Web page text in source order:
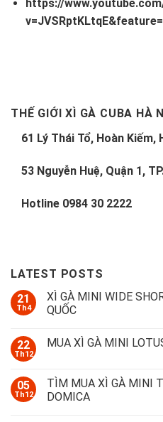
https://
THẾ GIỚI XÌ GÀ CUBA HÀ
61 Lý Thái Tổ, Hoàn Kiếm,
53 Nguyễn Huệ, Quận 1,
Hotline 0984 30 2222
LATEST POSTS
21
Th4
XÌ GÀ MINI WIDE
QUỐC
22
Th12
MUA XÌ GÀ MINI
05
Th12
TÌM MUA XÌ GÀ MINI
DOMICA